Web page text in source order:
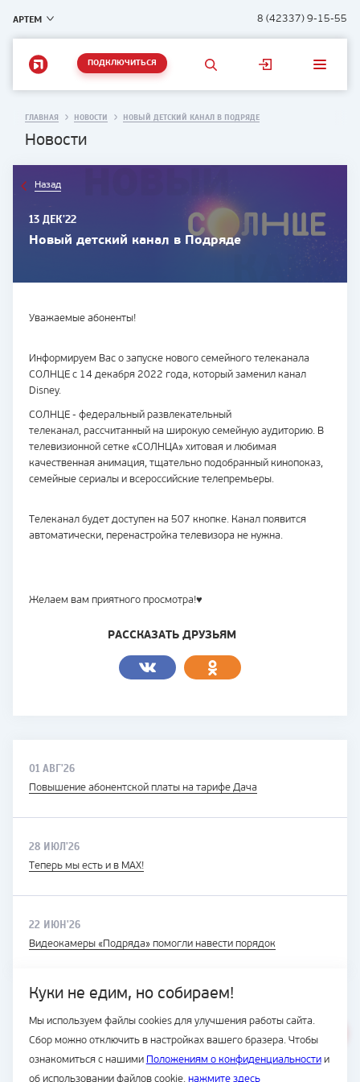
АРТЕМ 8 (42337) 9-15-55
ПОДКЛЮЧИТЬСЯ
Куки не едим, но собираем!
Мы используем файлы cookies для улучшения работы сайта.
Сбор можно отключить в настройках вашего бразера. Чтобы
ознакомиться с нашими Положениям о конфиденциальностии
об использовании файлов cookie. нажмите здесь
ГЛАВНАЯ НОВОСТИ НОВЫЙ ДЕТСКИЙ КАНАЛ В ПОДРЯДЕ
Новости
Назад
13 ДЕК'22
Новый детский канал в Подряде
Уважаемые абоненты!
Информируем Вас о запуске нового семейного телеканала
СОЛНЦЕ с 14 декабря 2022 года, который заменил канал
Disney.
СОЛНЦЕ - федеральный развлекательный
телеканал, рассчитанный на широкую семейную аудиторию. В
телевизионной сетке «СОЛНЦА» хитовая и любимая
качественная анимация, тщательно подобранный кинопоказ,
семейные сериалы и всероссийские телепремьеры.
Телеканал будет доступен на 507 кнопке. Канал появится
автоматически, перенастройка телевизора не нужна.
Желаем вам приятного просмотра!♥
РАССКАЗАТЬ ДРУЗЬЯМ
01 АВГ'26
Повышение абонентской платы на тарифе Дача
28 ИЮЛ'26
Теперь мы есть и в MAX!
22 ИЮН'26
Видеокамеры «Подряда» помогли навести порядок
© Подряд, 1997-2026